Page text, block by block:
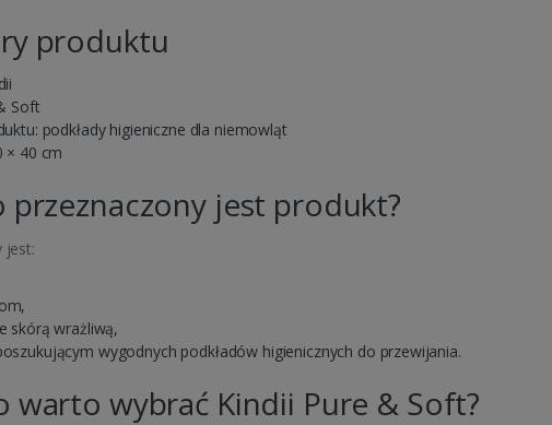
produktu
Soft
podkłady higieniczne dla niemowląt
× 40 cm
przeznaczony jest produkt?
jest:
skórą wrażliwą,
wygodnych podkładów higienicznych do przewijania.
warto wybrać Kindii Pure & Soft?